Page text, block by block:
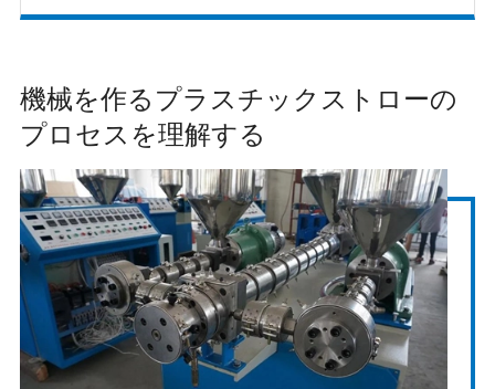
機械を作るプラスチックストローの
プロセスを理解する